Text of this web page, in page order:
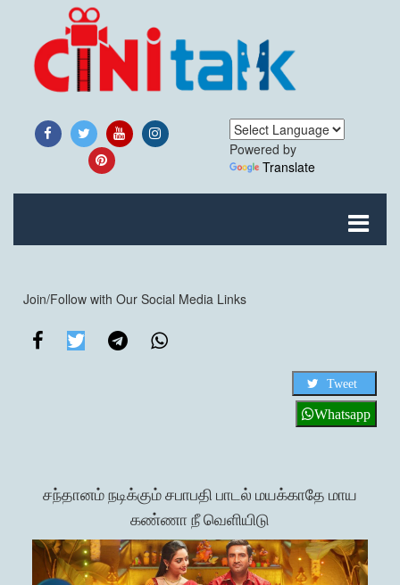
Powered by
Translate
Join/Follow with Our Social Media Links
Tweet
Whatsapp
சந்தானம் நடிக்கும் சபாபதி பாடல் மயக்காதே மாய
கண்ணா நீ வெளியிடு